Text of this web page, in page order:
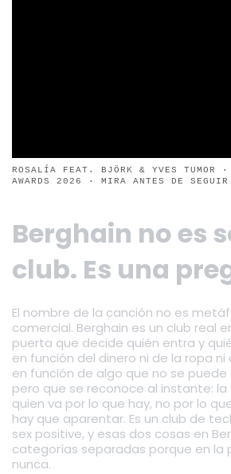
ROSALÍA FEAT. BJÖRK & YVES TUMOR
AWARDS 2026 · MIRA ANTES DE SEGUIR
Berghain no es
club. Es una
El nombre de la canción no es
comercial. Berghain es un club real
puerta que decide quién entra y
en función del dinero ni de la ropa ni
en función de algo que no se puede
pero que se reconoce al instante:
quien va por lo que hay, no por lo
hay que aparentar. Es un club de
sex positive, y esas dos cosas en
categorías separadas porque en la
nunca.